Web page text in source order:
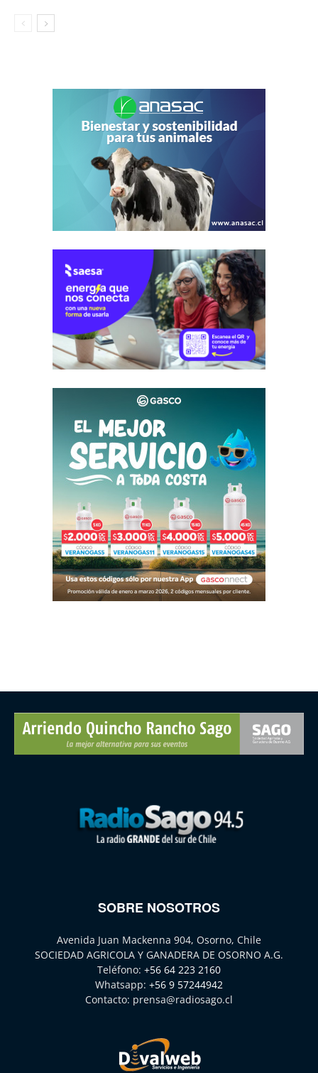
SOBRE NOSOTROS
Avenida Juan Mackenna 904, Osorno, Chile
SOCIEDAD AGRICOLA Y GANADERA DE OSORNO A.G.
Teléfono: +56 64 223 2160
Whatsapp: +56 9 57244942
Contacto: prensa@radiosago.cl